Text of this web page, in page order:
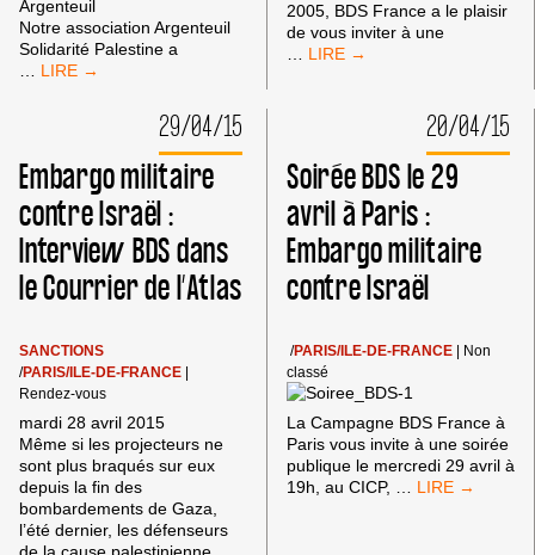
Argenteuil
Notre association Argenteuil
Solidarité Palestine a
… ACTION
23
MAI
2015
2005, BDS France a le plaisir
de vous inviter à une
TOURNÉE
ABUNIMAH
DU
7
AU
10
JUILLET
29/04/15
Embargo militaire
contre Israël :
Interview BDS dans
le Courrier de l’Atlas
SANCTIONS
/PARIS/ILE-DE-FRANCE
Rendez-vous
mardi 28 avril 2015
Même si les projecteurs ne
sont plus braqués sur eux
depuis la fin des
bombardements de Gaza,
l’été dernier, les défenseurs
20/04/15
Soirée BDS le 29
avril à Paris :
Embargo militaire
contre Israël
/PARIS/ILE-DE-FRANCE
Non
classé
La Campagne BDS France à
Paris vous invite à une soirée
publique le mercredi 29 avril à
19h, au CICP,
SOIRÉE